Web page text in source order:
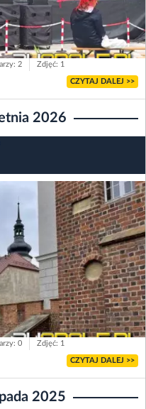
2 Zdjęć: 1
CZYTAJ DALEJ >>
2026
0 Zdjęć: 1
CZYTAJ DALEJ >>
2025